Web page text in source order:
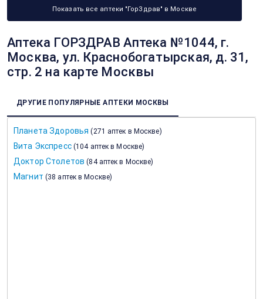
Показать все аптеки "ГорЗдрав" в Москве
Аптека ГОРЗДРАВ Аптека №1044, г.
Москва, ул. Краснобогатырская, д. 31,
стр. 2 на карте Москвы
ДРУГИЕ ПОПУЛЯРНЫЕ АПТЕКИ МОСКВЫ
Планета Здоровья (271 аптек в Москве)
Вита Экспресс (104 аптек в Москве)
Доктор Столетов (84 аптек в Москве)
Магнит (38 аптек в Москве)